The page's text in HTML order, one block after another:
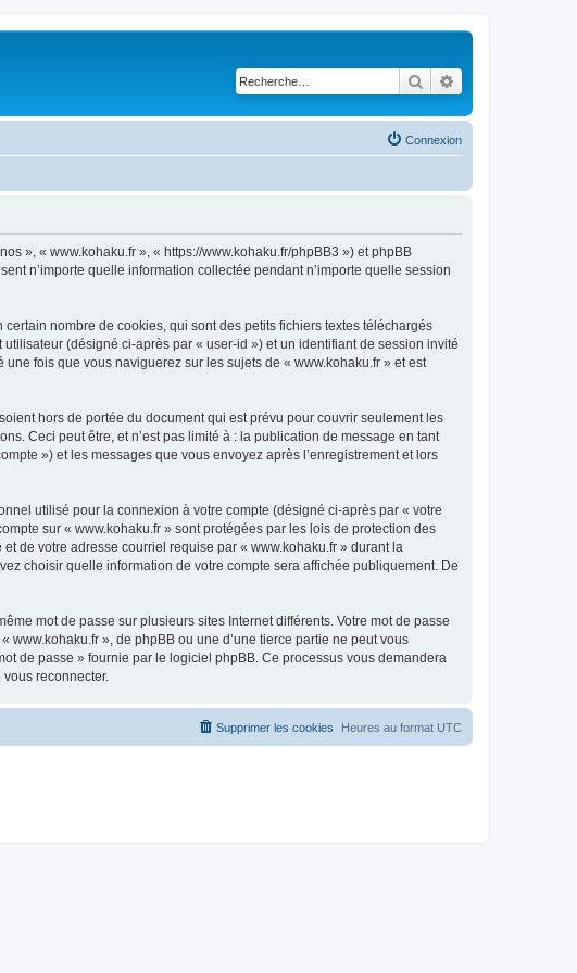
Rechercher
Connexion
», « www.kohaku.fr », « https://www.kohaku.fr/phpBB3 ») et phpBB
n’importe quelle information collectée pendant n’importe quelle session
nombre de cookies, qui sont des petits fichiers textes téléchargés
(désigné ci-après par « user-id ») et un identifiant de session invité
fois que vous naviguerez sur les sujets de « www.kohaku.fr » et est
hors de portée du document qui est prévu pour couvrir seulement les
Ceci peut être, et n’est pas limité à : la publication de message en tant
») et les messages que vous envoyez après l’enregistrement et lors
utilisé pour la connexion à votre compte (désigné ci-après par « votre
sur « www.kohaku.fr » sont protégées par les lois de protection des
de votre adresse courriel requise par « www.kohaku.fr » durant la
choisir quelle information de votre compte sera affichée publiquement. De
mot de passe sur plusieurs sites Internet différents. Votre mot de passe
», de phpBB ou une d’une tierce partie ne peut vous
de passe » fournie par le logiciel phpBB. Ce processus vous demandera
reconnecter.
Heures au format UTC
Supprimer les cookies